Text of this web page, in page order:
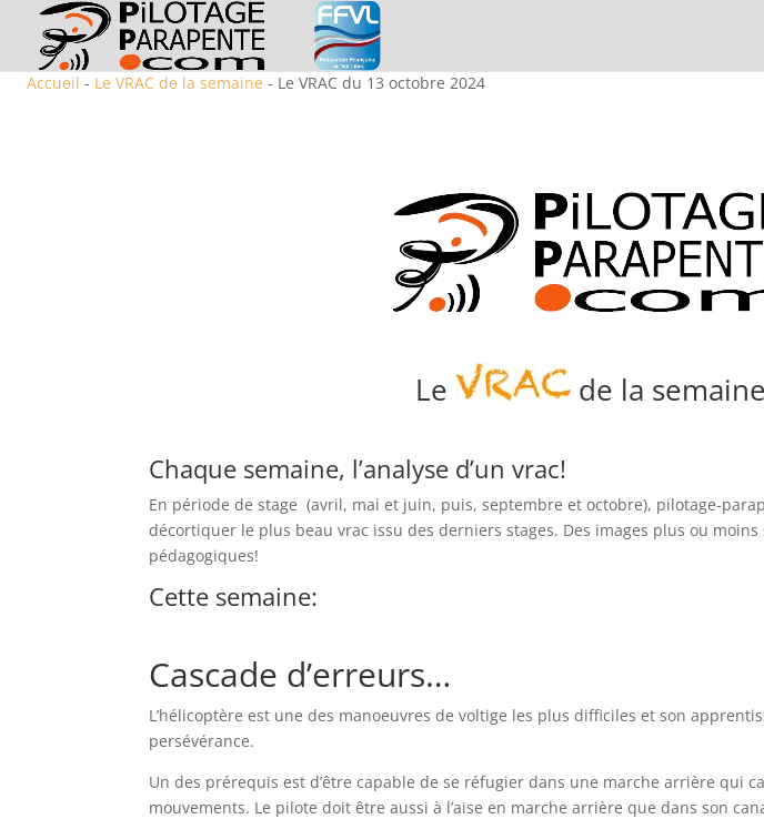
Accueil - Le VRAC de la semaine - Le VRAC du 13 octobre 2024
Le de la semaine
Chaque semaine, l’analyse d’un vrac!
En période de stage (avril, mai et juin, puis, septembre et octobre), pilotage-
décortiquer le plus beau vrac issu des derniers stages. Des images plus ou
pédagogiques!
Cette semaine:
Cascade d’erreurs…
L’hélicoptère est une des manoeuvres de voltige les plus difficiles et son
persévérance.
Un des prérequis est d’être capable de se réfugier dans une marche arrière qui
mouvements. Le pilote doit être aussi à l’aise en marche arrière que dans son